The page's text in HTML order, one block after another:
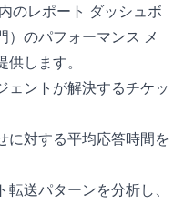
のレポート ダッシュボ
）のパフォーマンス メ
します。
ェントが解決するチケッ
に対する平均応答時間を
転送パターンを分析し、